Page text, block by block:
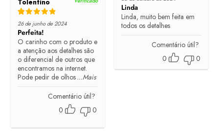
Linda
Linda, muito bem feita em
todos os detalhes
Comentário útil?
0
0
Rated 5 out of 5
26 de junho de 2024
Perfeita!
O carinho com o produto e
a atenção aos detalhes são
o diferencial de outros que
encontramos na internet.
Pode pedir de olhos...Mais
Comentário útil?
0
0